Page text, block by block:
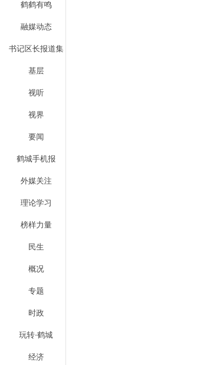
鹤鹤有鸣
融媒动态
书记区长报道集
基层
视听
视界
要闻
鹤城手机报
外媒关注
理论学习
榜样力量
民生
概况
专题
时政
玩转·鹤城
经济